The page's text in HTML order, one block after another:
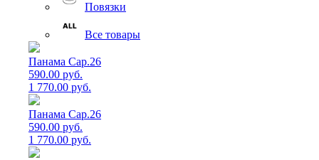
Повязки
Все товары
Панама Cap.26
590.00 руб.
1 770.00 руб.
Панама Cap.26
590.00 руб.
1 770.00 руб.